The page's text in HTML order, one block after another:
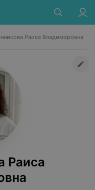
Раиса Владимировна
Раиса